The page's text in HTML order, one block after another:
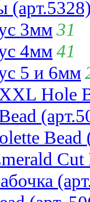
3мм31
4мм41
5 и 6мм
Hole
Bead
Cut